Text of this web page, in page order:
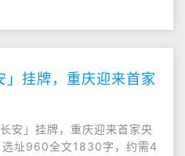
」挂牌，重庆迎来首家
安」挂牌，重庆迎来首家央
址960全文1830字，约需4